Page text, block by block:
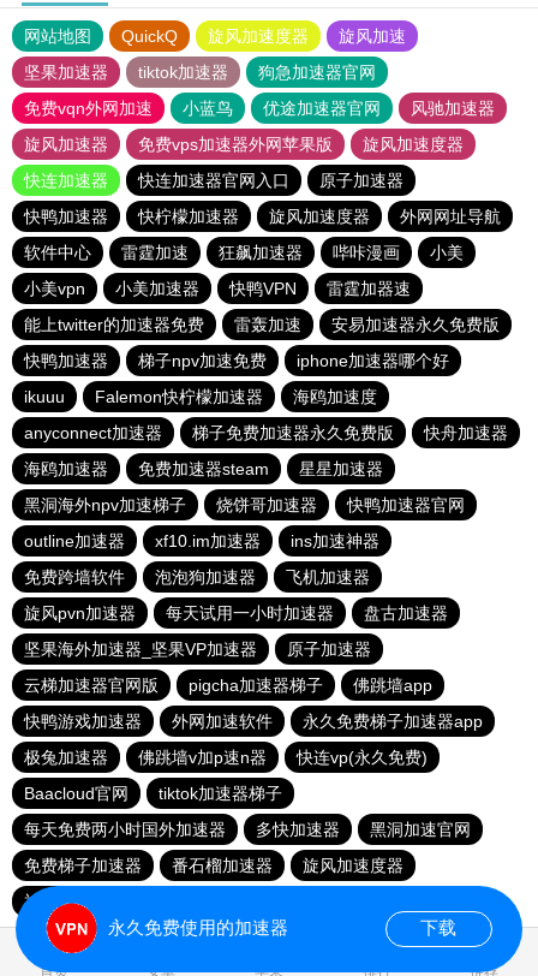
网站地图 QuickQ 旋风加速度器
旋风加速
坚果加速器
tiktok加速器
狗急加速器官网
免费vqn外网加速
小蓝鸟 优途加速器官网
风驰加速器
旋风加速器
免费vps加速器外网苹果版
旋风加速度器
快连加速器
快连加速器官网入口
原子加速器
快鸭加速器
快柠檬加速器 旋风加速度器
外网网址导航
软件中心
雷霆加速 狂飙加速器 哔咔漫画
小美
小美vpn
小美加速器 快鸭VPN
雷霆加器速
能上twitter的加速器免费
雷轰加速
安易加速器永久免费版
快鸭加速器
梯子npv加速免费
iphone加速器哪个好
ikuuu
Falemon快柠檬加速器
海鸥加速度
anyconnect加速器
梯子免费加速器永久免费版
快舟加速器
海鸥加速器
免费加速器steam
星星加速器
黑洞海外npv加速梯子
烧饼哥加速器
快鸭加速器官网
outline加速器
xf10.im加速器
ins加速神器
免费跨墙软件
泡泡狗加速器
飞机加速器
旋风pvn加速器
每天试用一小时加速器
盘古加速器
坚果海外加速器_坚果VP加速器
原子加速器
云梯加速器官网版
pigcha加速器梯子
佛跳墙app
快鸭游戏加速器
外网加速软件
永久免费梯子加速器app
极兔加速器
佛跳墙v加p速n器
快连vp(永久免费)
Baacloud官网
tiktok加速器梯子
每天免费两小时国外加速器
多快加速器
黑洞加速官网
免费梯子加速器
番石榴加速器
旋风加速度器
神灯加速npv官网
首页 安卓 苹果 排行 推荐
永久免费使用的加速器 下载
0.017450s